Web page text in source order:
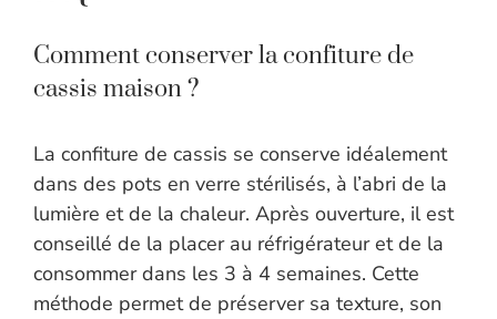
Comment conserver la confiture de
cassis maison ?
La confiture de cassis se conserve idéalement
dans des pots en verre stérilisés, à l’abri de la
lumière et de la chaleur. Après ouverture, il est
conseillé de la placer au réfrigérateur et de la
consommer dans les 3 à 4 semaines. Cette
méthode permet de préserver sa texture, son